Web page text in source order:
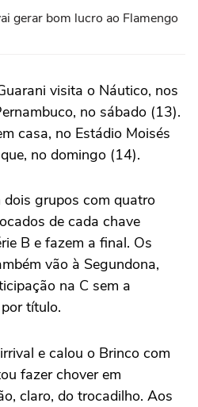
gerar bom lucro ao Flamengo
visita o Náutico, nos
no sábado (13).
casa, no Estádio Moisés
no domingo (14).
dois grupos com quatro
de cada chave
B e fazem a final. Os
vão à Segundona,
na C sem a
título.
e calou o Brinco com
fazer chover em
claro, do trocadilho. Aos